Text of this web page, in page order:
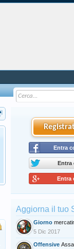
Entra
Entra
Entra
Aggiorna il tuo
Giorno
5 Dic 2017
Offensive